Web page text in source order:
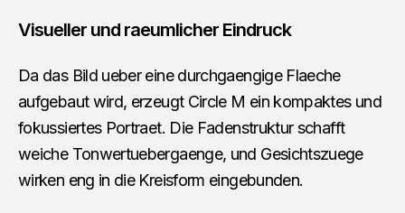
Visueller und raeumlicher Eindruck
Da das Bild ueber eine durchgaengige Flaeche
aufgebaut wird, erzeugt Circle M ein kompaktes und
fokussiertes Portraet. Die Fadenstruktur schafft
weiche Tonwertuebergaenge, und Gesichtszuege
wirken eng in die Kreisform eingebunden.